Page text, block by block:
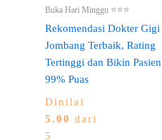
Buka Hari Minggu ⭐⭐⭐
Rekomendasi Dokter Gigi
Jombang Terbaik, Rating
Tertinggi dan Bikin Pasien
99% Puas
Dinilai
5.00 dari
5